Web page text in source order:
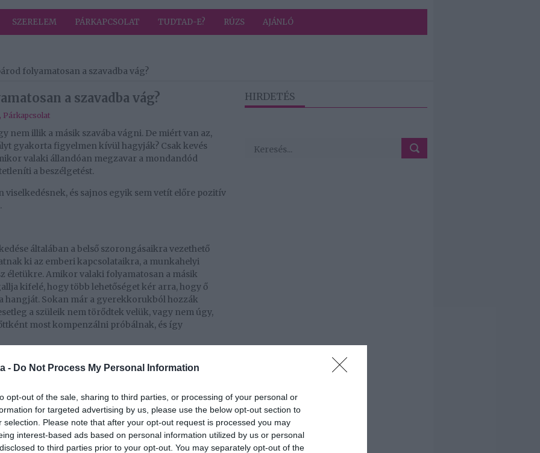
- Do Not Process My Personal Information
opt-out of the sale, sharing to third parties, or processing of your personal or
for targeted advertising by us, please use the below opt-out section to
selection. Please note that after your opt-out request is processed you may
interest-based ads based on personal information utilized by us or personal
to third parties prior to your opt-out. You may separately opt-out of the
SZERELEM PÁRKAPCSOLAT TUDTAD-E? RÚZS AJÁNLÓ
folyamatosan a szavadba vág?
a szavadba vág?
, Párkapcsolat
nem illik a másik szavába vágni. De miért van az,
gyakorta figyelmen kívül hagyják? Csak kevés
valaki állandóan megzavar a mondandód
a beszélgetést.
és sajnos egyik sem vetít előre pozitív
általában a belső szorongásaikra vezethető
ki az emberi kapcsolataikra, a munkahelyi
életükre. Amikor valaki folyamatosan a másik
kifelé, hogy több lehetőséget kér arra, hogy ő
hangját. Sokan már a gyerekkorukból hozzák
a szüleik nem törődtek velük, vagy nem úgy,
most kompenzálni próbálnak, és így
szorul. Mások folyamatos megzavarása egy önző
okosabbnak és jobbnak gondolja magát a
jelenlévő társaság összes tagjánál. Csak kevesek
kialakítani, ezért jobb időben felismerni
HIRDETÉS